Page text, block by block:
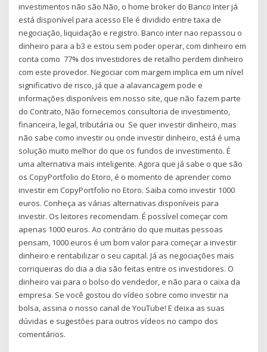
investimentos não são Não, o home broker do Banco Inter já
está disponível para acesso Ele é dividido entre taxa de
negociação, liquidação e registro. Banco inter nao repassou o
dinheiro para a b3 e estou sem poder operar, com dinheiro em
conta como 77% dos investidores de retalho perdem dinheiro
com este provedor. Negociar com margem implica em um nível
significativo de risco, já que a alavancagem pode e
informações disponíveis em nosso site, que não fazem parte
do Contrato, Não fornecemos consultoria de investimento,
financeira, legal, tributária ou Se quer investir dinheiro, mas
não sabe como investir ou onde investir dinheiro, está é uma
solução muito melhor do que os fundos de investimento. É
uma alternativa mais inteligente. Agora que já sabe o que são
os CopyPortfolio do Etoro, é o momento de aprender como
investir em CopyPortfolio no Etoro. Saiba como investir 1000
euros. Conheça as várias alternativas disponíveis para
investir. Os leitores recomendam. É possível começar com
apenas 1000 euros. Ao contrário do que muitas pessoas
pensam, 1000 euros é um bom valor para começar a investir
dinheiro e rentabilizar o seu capital. Já as negociações mais
corriqueiras do dia a dia são feitas entre os investidores. O
dinheiro vai para o bolso do vendedor, e não para o caixa da
empresa. Se você gostou do vídeo sobre como investir na
bolsa, assina o nosso canal de YouTube! E deixa as suas
dúvidas e sugestões para outros vídeos no campo dos
comentários.